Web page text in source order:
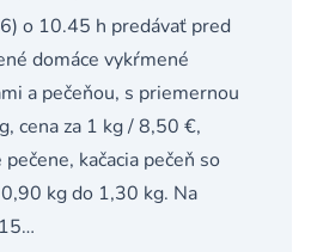
o 10.45 h predávať pred
domáce vykŕmené
a pečeňou, s priemernou
cena za 1 kg / 8,50 €,
kačacia pečeň so
kg do 1,30 kg. Na